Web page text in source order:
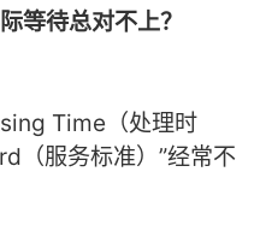
等待总对不上？
Time（处理时
（服务标准）”经常不